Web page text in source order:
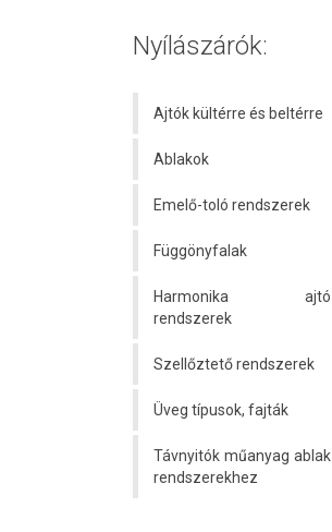
Nyílászárók:
Ajtók kültérre és beltérre
Ablakok
Emelő-toló rendszerek
Függönyfalak
Harmonika ajtó
rendszerek
Szellőztető rendszerek
Üveg típusok, fajták
Távnyitók műanyag ablak
rendszerekhez